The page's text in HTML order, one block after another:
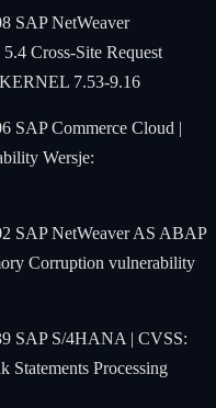
SAP NetWeaver
Cross-Site Request
7.53-9.16
SAP Commerce Cloud |
Wersje:
SAP NetWeaver AS ABAP
Corruption vulnerability
SAP S/4HANA | CVSS:
Statements Processing